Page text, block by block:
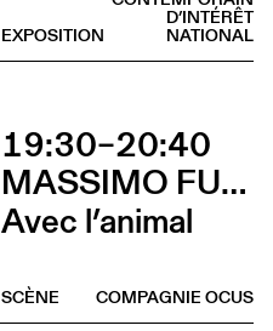
D’INTÉRÊT
NATIONAL
EXPOSITION
19:30–20:40
MASSIMO FURLAN & CLAIRE DE RIBAUPIERRE
Avec l’animal
COMPAGNIE OCUS
SCÈNE